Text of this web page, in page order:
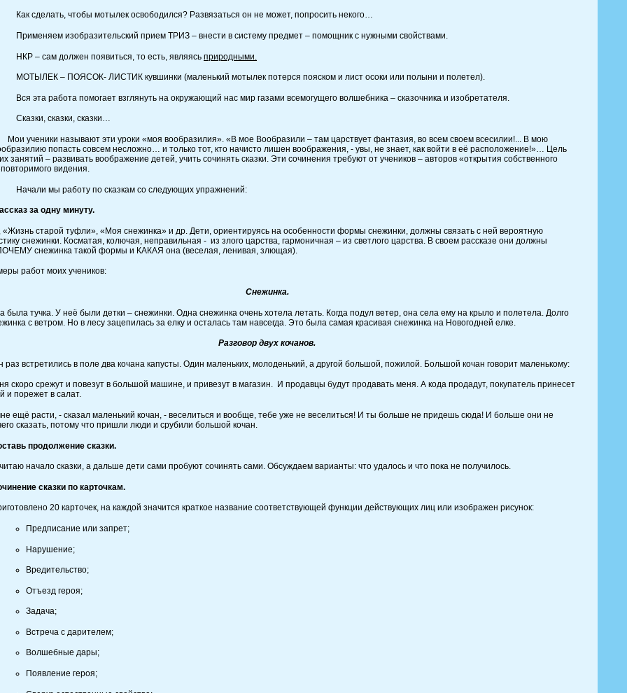
сделать, чтобы мотылек освободился? Развязаться он не может, попросить некого…
изобразительский прием ТРИЗ – внести в систему предмет – помощник с нужными свойствами.
– сам должен появиться, то есть, являясь природными.
– ПОЯСОК- ЛИСТИК кувшинки (маленький мотылек потерся пояском и лист осоки или полыни и полетел).
эта работа помогает взглянуть на окружающий нас мир газами всемогущего волшебника – сказочника и изобретателя.
сказки, сказки…
ученики называют эти уроки «моя вообразилия». «В мое Вообразили – там царствует фантазия, во всем своем всесилии!... В мою
попасть совсем несложно… и только тот, кто начисто лишен воображения, - увы, не знает, как войти в её расположение!»… Цель
занятий – развивать воображение детей, учить сочинять сказки. Эти сочинения требуют от учеников – авторов «открытия собственного
видения.
мы работу по сказкам со следующих упражнений:
за одну минуту.
старой туфли», «Моя снежинка» и др. Дети, ориентируясь на особенности формы снежинки, должны связать с ней вероятную
снежинки. Косматая, колючая, неправильная - из злого царства, гармоничная – из светлого царства. В своем рассказе они должны
снежинка такой формы и КАКАЯ она (веселая, ленивая, злющая).
работ моих учеников:
Снежинка.
тучка. У неё были детки – снежинки. Одна снежинка очень хотела летать. Когда подул ветер, она села ему на крыло и полетела. Долго
с ветром. Но в лесу зацепилась за елку и осталась там навсегда. Это была самая красивая снежинка на Новогодней елке.
Разговор двух кочанов.
в поле два кочана капусты. Один маленьких, молоденький, а другой большой, пожилой. Большой кочан говорит маленькому:
срежут и повезут в большой машине, и привезут в магазин. И продавцы будут продавать меня. А кода продадут, покупатель принесет
и порежет в салат.
расти, - сказал маленький кочан, - веселиться и вообще, тебе уже не веселиться! И ты больше не придешь сюда! И больше они не
сказать, потому что пришли люди и срубили большой кочан.
продолжение сказки.
начало сказки, а дальше дети сами пробуют сочинять сами. Обсуждаем варианты: что удалось и что пока не получилось.
сказки по карточкам.
20 карточек, на каждой значится краткое название соответствующей функции действующих лиц или изображен рисунок:
Предписание или запрет;
Нарушение;
Вредительство;
Отъезд героя;
Задача;
Встреча с дарителем;
Волшебные дары;
Появление героя;